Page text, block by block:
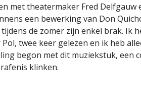
met theatermaker Fred
een bewerking van Don
de zomer zijn enkel brak. Ik
twee keer gelezen en ik heb
begon met dit muziekstuk, een
klinken.